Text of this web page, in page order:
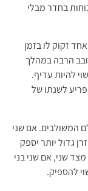
בחדר מבלי
זקוק לו בזמן
הרבה במהלך
להיות עדיף.
לשנתו של
המשולבים. אם שני
גדול יותר יספק
שני, אם שני בני
להספיק.